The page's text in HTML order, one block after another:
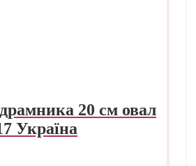
20 см овал
Україна